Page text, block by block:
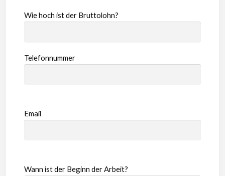
Wie hoch ist der Bruttolohn?
Telefonnummer
Email
Wann ist der Beginn der Arbeit?